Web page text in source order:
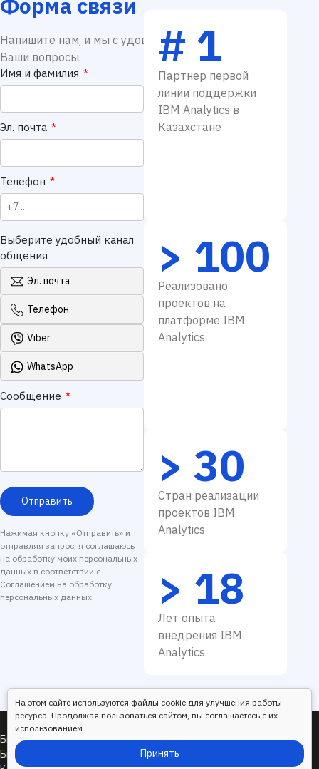
Форма связи
Напишите нам, и мы с удовольствием ответим на
Ваши вопросы.
# 1
Партнер первой
линии поддержки
IBM Analytics в
> 100
Реализовано
проектов на
платформе IBM
> 30
Стран реализации
проектов IBM
> 18
Лет опыта
внедрения IBM
Имя и фамилия*
Эл. почта*
Телефон*
Выберите удобный канал
общения
Эл. почта
Телефон
Viber
WhatsApp
Сообщение*
Отправить
Нажимая кнопку «Отправить» и
отправляя запрос, я соглашаюсь
на обработку моих персональных
данных в соответствии с
Соглашением на обработку
Бюджетирование продаж
На этом сайте используются файлы cookie для улучшения работы
ресурса. Продолжая пользоваться сайтом, вы соглашаетесь с их
использованием.
Принять